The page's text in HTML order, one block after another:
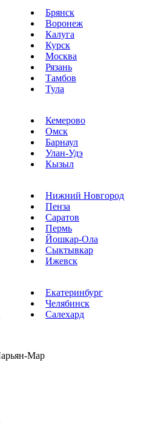
Брянск
Воронеж
Калуга
Курск
Москва
Рязань
Тамбов
Тула
Кемерово
Омск
Барнаул
Улан-Удэ
Кызыл
Нижний Новгород
Пенза
Саратов
Пермь
Йошкар-Ола
Сыктывкар
Ижевск
Екатеринбург
Челябинск
Салехард
Мар